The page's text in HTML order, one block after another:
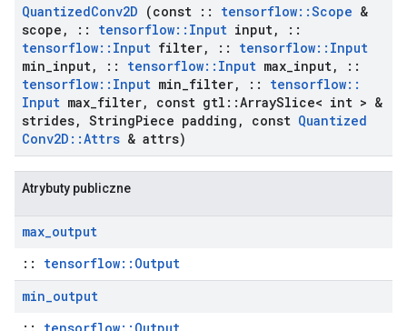
QuantizedConv2D (const :: tensorflow::Scope &
scope , :: tensorflow:: Input input,
::
tensorflow:: Input filter, :: tensorflow:: Input
min input, :: tensorflow:: Input max input,
::
tensorflow:: Input min filter, :: tensorflow::
Input max filter, const gtl ::ArraySlice< int > &
strides, StringPiece padding , const Quantized
Conv2D ::Attrs & attrs)
Atrybuty publiczne
max_output
:: tensorflow::Output
min_output